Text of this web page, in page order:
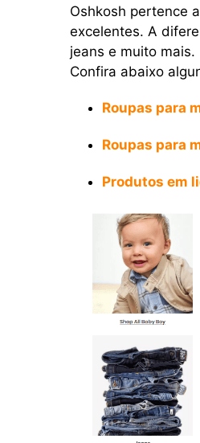
Oshkosh pertence
excelentes. A
jeans e muito mais.
Confira abaixo
Roupas para
Roupas para
Produtos em